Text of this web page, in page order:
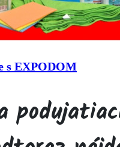
s EXPODOM